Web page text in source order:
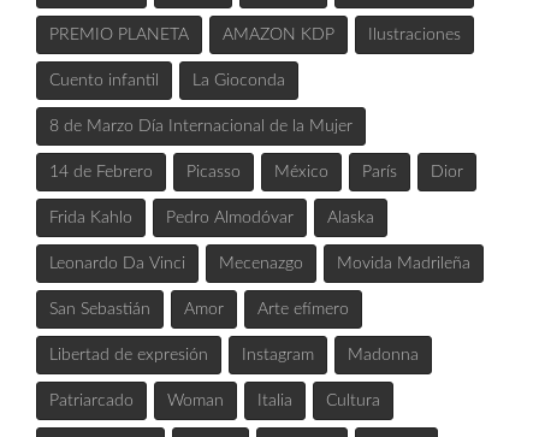
PREMIO PLANETA AMAZON KDP Ilustraciones
Cuento infantil La Gioconda
8 de Marzo Día Internacional de la Mujer
14 de Febrero Picasso México París Dior
Frida Kahlo Pedro Almodóvar Alaska
Leonardo Da Vinci Mecenazgo Movida Madrileña
San Sebastián Amor Arte efímero
Libertad de expresión Instagram Madonna
Patriarcado Woman Italia Cultura